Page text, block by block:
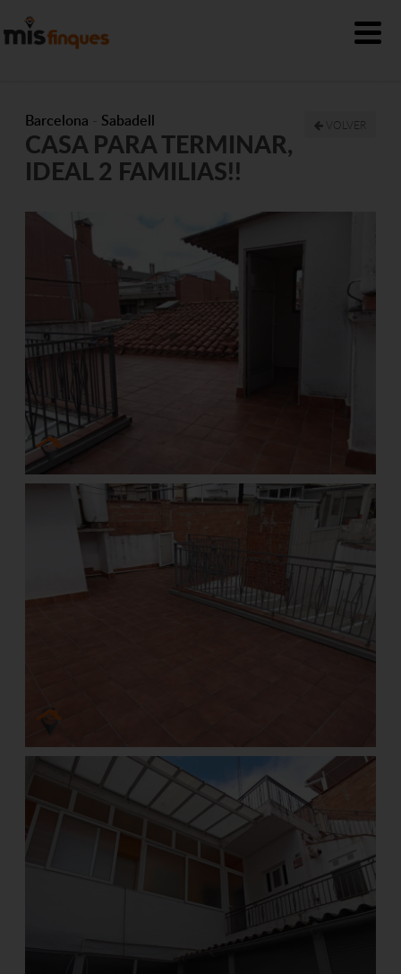
VOLVER
Barcelona Sabadell
CASA PARA TERMINAR,
IDEAL 2 FAMILIAS!!